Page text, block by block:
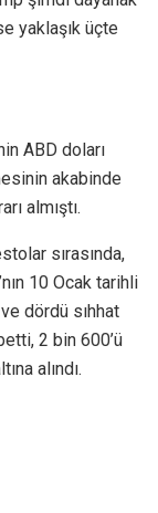
yaklaşık üçte
ABD doları
akabinde
almıştı.
sırasında,
10 Ocak tarihli
dördü sıhhat
2 bin 600’ü
alındı.